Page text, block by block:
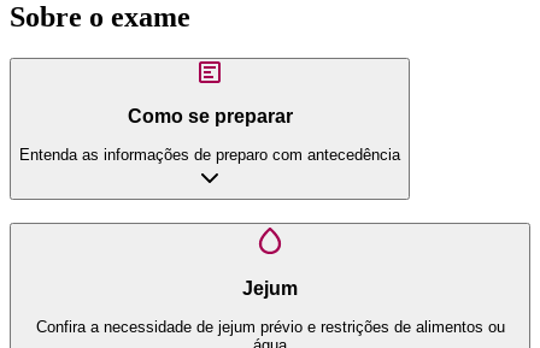
Sobre o exame
Como se preparar
Entenda as informações de preparo com antecedência
Jejum
Confira a necessidade de jejum prévio e restrições de alimentos ou